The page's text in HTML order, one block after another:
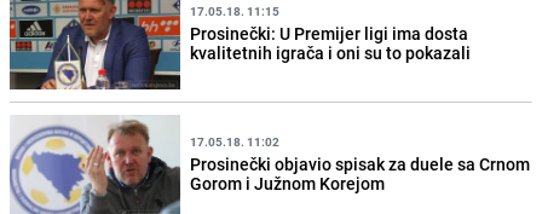
17.05.18. 11:15
Prosinečki: U Premijer ligi ima dosta
kvalitetnih igrača i oni su to pokazali
17.05.18. 11:02
Prosinečki objavio spisak za duele sa Crnom
Gorom i Južnom Korejom